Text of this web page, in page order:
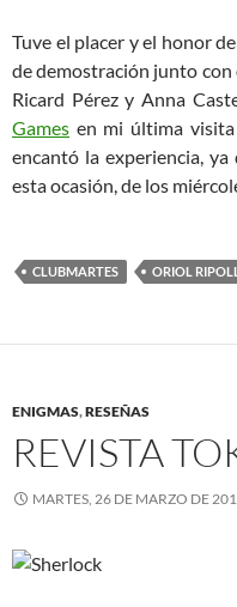
Tuve el placer y el honor
de demostración junto
Ricard Pérez y Anna
Games en mi última visita
encantó la experiencia,
esta ocasión, de los
CLUBMARTES ORIOL
ENIGMAS,RESEÑAS
REVISTA
MARTES, 26 DE MARZO DE